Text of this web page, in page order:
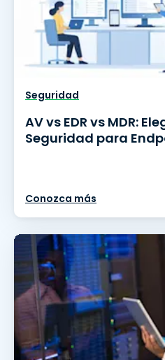
Seguridad
AV vs EDR vs MDR:
Seguridad para
Conozca más